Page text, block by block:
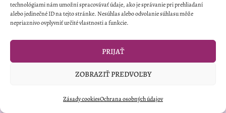
technológiami nám umožní spracovávať údaje, ako je správanie pri prehliadaní
alebo jedinečné ID na tejto stránke. Nesúhlas alebo odvolanie súhlasu môže
nepriaznivo ovplyvniť určité vlastnosti a funkcie.
PRIJAŤ
ZOBRAZIŤ PREDVOĽBY
Zásady cookiesOchrana osobných údajov